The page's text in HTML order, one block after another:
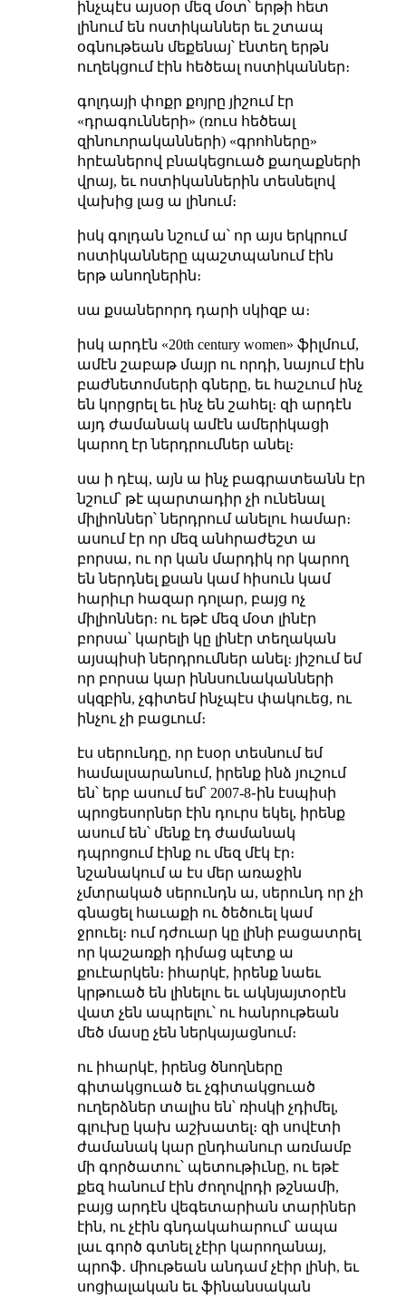
ինչպէս այսօր մեզ մօտ՝ երթի հետ
լինում են ոստիկաններ եւ շտապ
օգնութեան մեքենայ՝ էնտեղ երթն
ուղեկցում էին հեծեալ ոստիկաններ։
գոլդայի փոքր քոյրը յիշում էր
«դրագունների» (ռուս հեծեալ
զինուորականների) «գրոհները»
հրէաներով բնակեցուած քաղաքների
վրայ, եւ ոստիկաններին տեսնելով
վախից լաց ա լինում։
իսկ գոլդան նշում ա՝ որ այս երկրում
ոստիկանները պաշտպանում էին
երթ անողներին։
սա քսաներորդ դարի սկիզբ ա։
իսկ արդէն «20th century women» ֆիլմում,
ամէն շաբաթ մայր ու որդի, նայում էին
բաժնետոմսերի գները, եւ հաշւում ինչ
են կորցրել եւ ինչ են շահել։ զի արդէն
այդ ժամանակ ամէն ամերիկացի
կարող էր ներդրումներ անել։
սա ի դէպ, այն ա ինչ բագրատեանն էր
նշում՝ թէ պարտադիր չի ունենալ
միլիոններ՝ ներդրում անելու համար։
ասում էր որ մեզ անհրաժեշտ ա
բորսա, ու որ կան մարդիկ որ կարող
են ներդնել քսան կամ հիսուն կամ
հարիւր հազար դոլար, բայց ոչ
միլիոններ։ ու եթէ մեզ մօտ լինէր
բորսա՝ կարելի կը լինէր տեղական
այսպիսի ներդրումներ անել։ յիշում եմ
որ բորսա կար իննսունականների
սկզբին, չգիտեմ ինչպէս փակուեց, ու
ինչու չի բացւում։
էս սերունդը, որ էսօր տեսնում եմ
համալսարանում, իրենք ինձ յուշում
են՝ երբ ասում եմ՝ 2007-8֊ին էսպիսի
պրոցեսորներ էին դուրս եկել, իրենք
ասում են՝ մենք էդ ժամանակ
դպրոցում էինք ու մեզ մէկ էր։
նշանակում ա էս մեր առաջին
չմտրակած սերունդն ա, սերունդ որ չի
գնացել հաւաքի ու ծեծուել կամ
ջրուել։ ում դժուար կը լինի բացատրել
որ կաշառքի դիմաց պէտք ա
քուէարկեն։ իհարկէ, իրենք նաեւ
կրթուած են լինելու եւ ակնյայտօրէն
վատ չեն ապրելու՝ ու հանրութեան
մեծ մասը չեն ներկայացնում։
ու իհարկէ, իրենց ծնողները
գիտակցուած եւ չգիտակցուած
ուղերձներ տալիս են՝ ռիսկի չդիմել,
գլուխը կախ աշխատել։ զի սովէտի
ժամանակ կար ընդհանուր առմամբ
մի գործատու՝ պետութիւնը, ու եթէ
քեզ հանում էին ժողովրդի թշնամի,
բայց արդէն վեգետարիան տարիներ
էին, ու չէին գնդակահարում՝ ապա
լաւ գործ գտնել չէիր կարողանայ,
պրոֆ․ միութեան անդամ չէիր լինի, եւ
սոցիալական եւ ֆինանսական